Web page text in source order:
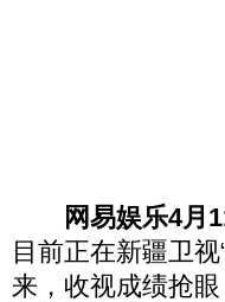
网易娱乐4月
目前正在新疆卫
来，收视成绩抢